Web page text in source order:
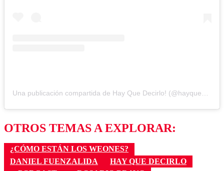
Una publicación compartida de Hay Que Decirlo! (@hayquedecirlo13)
OTROS TEMAS A EXPLORAR:
¿CÓMO ESTÁN LOS WEONES?
DANIEL FUENZALIDA
HAY QUE DECIRLO